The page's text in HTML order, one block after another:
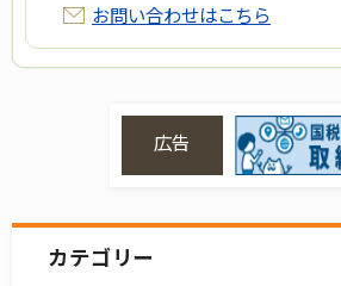
お問い合わせはこちら
広告
カテゴリー